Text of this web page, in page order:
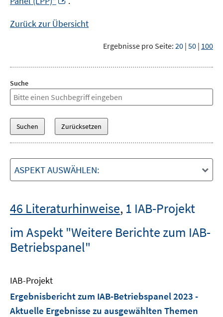
Fenster
Zurück zur Übersicht
Ergebnisse pro Seite: 20 | 50 | 100
Suche
ASPEKT AUSWÄHLEN:
46 Literaturhinweise, 1 IAB-Projekt
im Aspekt "Weitere Berichte zum IAB-
Betriebspanel"
IAB-Projekt
Ergebnisbericht zum IAB-Betriebspanel 2023 -
Aktuelle Ergebnisse zu ausgewählten Themen